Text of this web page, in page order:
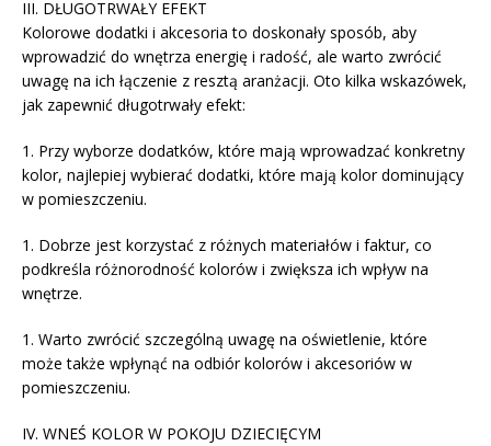
III. DŁUGOTRWAŁY EFEKT
Kolorowe dodatki i akcesoria to doskonały sposób, aby
wprowadzić do wnętrza energię i radość, ale warto zwrócić
uwagę na ich łączenie z resztą aranżacji. Oto kilka wskazówek,
jak zapewnić długotrwały efekt:
1. Przy wyborze dodatków, które mają wprowadzać konkretny
kolor, najlepiej wybierać dodatki, które mają kolor dominujący
w pomieszczeniu.
1. Dobrze jest korzystać z różnych materiałów i faktur, co
podkreśla różnorodność kolorów i zwiększa ich wpływ na
wnętrze.
1. Warto zwrócić szczególną uwagę na oświetlenie, które
może także wpłynąć na odbiór kolorów i akcesoriów w
pomieszczeniu.
IV. WNEŚ KOLOR W POKOJU DZIECIĘCYM